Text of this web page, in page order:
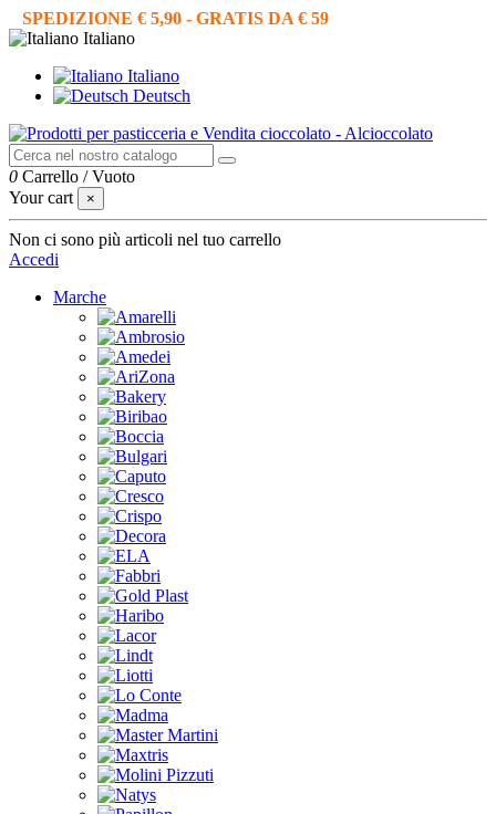
SPEDIZIONE € 5,90 - GRATIS DA € 59
Italiano
Italiano
Deutsch
0 Carrello /Vuoto
Your cart
×
Non ci sono più articoli nel tuo carrello
Accedi
Marche